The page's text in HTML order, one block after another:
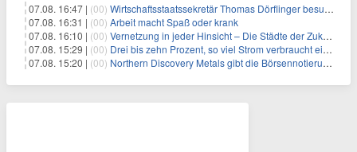
07.08. 16:47 | (00) Wirtschaftsstaatssekretär Thomas Dörflinger besucht Handwerksbetrieb im Kammerbezirk Freiburg
07.08. 16:31 | (00) Arbeit macht Spaß oder krank
07.08. 16:10 | (00) Vernetzung in jeder Hinsicht – Die Städte der Zukunft sind grün-blau
07.08. 15:29 | (00) Drei bis zehn Prozent, so viel Strom verbraucht ein Aufzug im Gebäude
07.08. 15:20 | (00) Northern Discovery Metals gibt die Börsennotierung an der Frankfurter Wertpapierbörse bekannt